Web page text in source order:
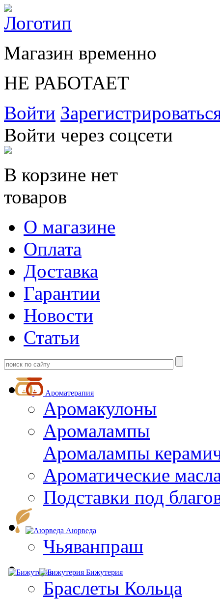
Магазин временно
НЕ РАБОТАЕТ
Войти
Войти через соцсети
В корзине нет
товаров
О магазине
Оплата
Доставка
Гарантии
Новости
Статьи
Ароматерапия
Аромакулоны
Аромалампы
Aромалампы
Ароматические
Подставки под
Аюрведа
Чьяванпраш
Бижутерия
Браслеты Кольца